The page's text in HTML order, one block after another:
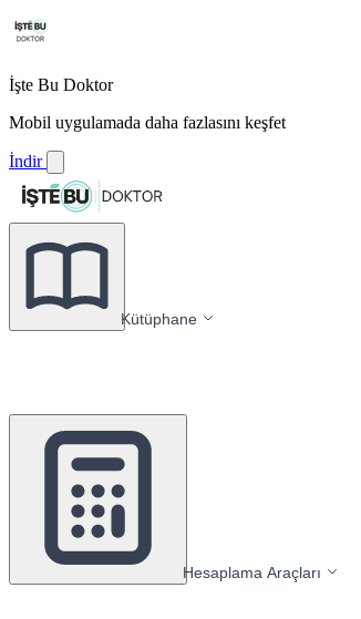
İşte Bu Doktor
Mobil uygulamada daha fazlasını keşfet
İndir
Kütüphane
Hesaplama Araçları